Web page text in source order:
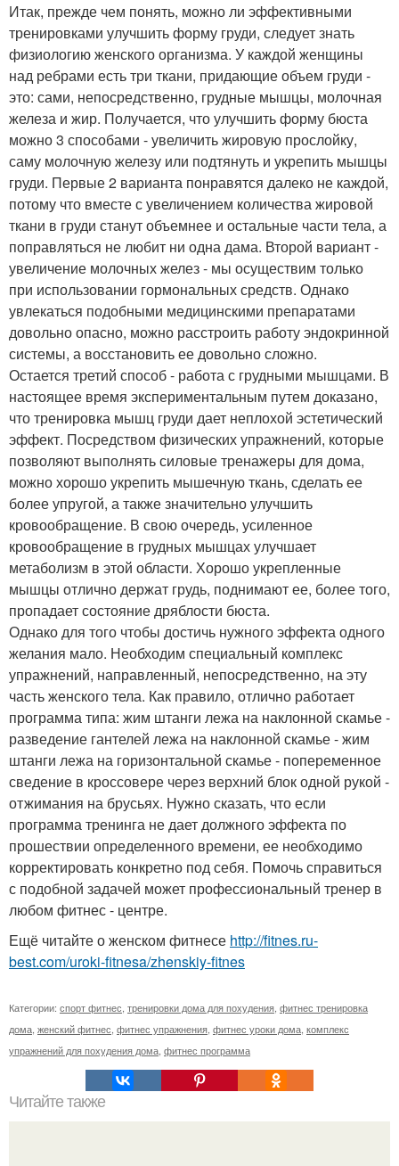
Итак, прежде чем понять, можно ли эффективными
тренировками улучшить форму груди, следует знать
физиологию женского организма. У каждой женщины
над ребрами есть три ткани, придающие объем груди -
это: сами, непосредственно, грудные мышцы, молочная
железа и жир. Получается, что улучшить форму бюста
можно 3 способами - увеличить жировую прослойку,
саму молочную железу или подтянуть и укрепить мышцы
груди. Первые 2 варианта понравятся далеко не каждой,
потому что вместе с увеличением количества жировой
ткани в груди станут объемнее и остальные части тела, а
поправляться не любит ни одна дама. Второй вариант -
увеличение молочных желез - мы осуществим только
при использовании гормональных средств. Однако
увлекаться подобными медицинскими препаратами
довольно опасно, можно расстроить работу эндокринной
системы, а восстановить ее довольно сложно.
Остается третий способ - работа с грудными мышцами. В
настоящее время экспериментальным путем доказано,
что тренировка мышц груди дает неплохой эстетический
эффект. Посредством физических упражнений, которые
позволяют выполнять силовые тренажеры для дома,
можно хорошо укрепить мышечную ткань, сделать ее
более упругой, а также значительно улучшить
кровообращение. В свою очередь, усиленное
кровообращение в грудных мышцах улучшает
метаболизм в этой области. Хорошо укрепленные
мышцы отлично держат грудь, поднимают ее, более того,
пропадает состояние дряблости бюста.
Однако для того чтобы достичь нужного эффекта одного
желания мало. Необходим специальный комплекс
упражнений, направленный, непосредственно, на эту
часть женского тела. Как правило, отлично работает
программа типа: жим штанги лежа на наклонной скамье -
разведение гантелей лежа на наклонной скамье - жим
штанги лежа на горизонтальной скамье - попеременное
сведение в кроссовере через верхний блок одной рукой -
отжимания на брусьях. Нужно сказать, что если
программа тренинга не дает должного эффекта по
прошествии определенного времени, ее необходимо
корректировать конкретно под себя. Помочь справиться
с подобной задачей может профессиональный тренер в
любом фитнес - центре.
Ещё читайте о женском фитнесе http://fitnes.ru-
best.com/uroki-fitnesa/zhenskiy-fitnes
Категории: спорт фитнес тренировки дома для похудения фитнес тренировка
дома женский фитнес фитнес упражнения фитнес уроки дома комплекс
упражнений для похудения дома фитнес программа
Читайте также